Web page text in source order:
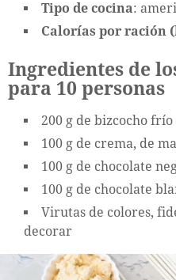
Tipo de cocina:
Calorías por ración
Ingredientes de
para 10 personas
200 g de bizcocho frío
100 g de crema, de
100 g de chocolate
100 g de chocolate
Virutas de colores,
decorar